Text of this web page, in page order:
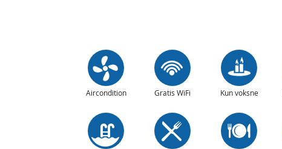
Aircondition Gratis WiFi Kun voksne